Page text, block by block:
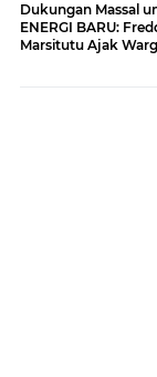
Dukungan Massal
ENERGI BARU:
Marsitutu Ajak